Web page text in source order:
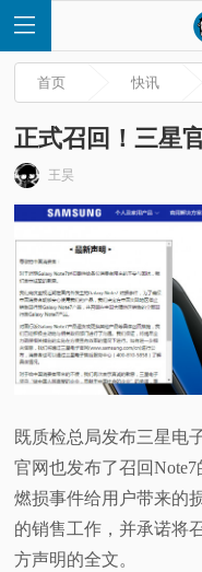
快
讯
测
视
首页 快讯
正式召回！三星
王昊
既质检总局发布三星电
官网也发布了召回
燃损事件给用户带来的
的销售工作，并承诺将
方声明的全文。